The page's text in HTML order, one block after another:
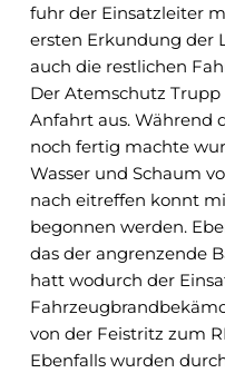
fuhr der Einsatzleiter
ersten Erkundung der
auch die restlichen
Der Atemschutz
Anfahrt aus. Während
noch fertig machte
Wasser und Schaum
nach eitreffen konnt
begonnen werden.
das der angrenzende
hatt wodurch der
von der Feistritz zum
Ebenfalls wurden